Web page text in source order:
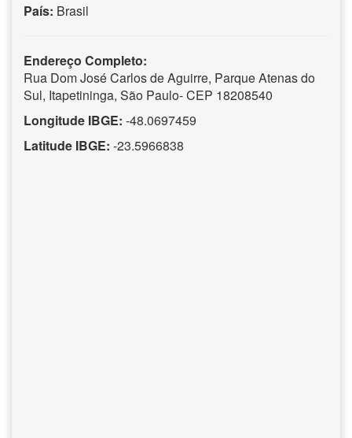
País: Brasil
Endereço Completo:
Rua Dom José Carlos de Aguirre, Parque Atenas do
Sul, Itapetininga, São Paulo- CEP 18208540
Longitude IBGE: -48.0697459
Latitude IBGE: -23.5966838